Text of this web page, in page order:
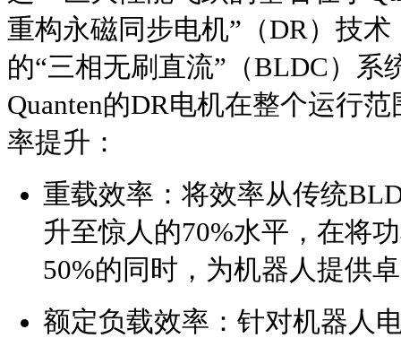
重构永磁同步电机”（DR）技
的“三相无刷直流”（BLDC）系
Quanten的DR电机在整个运行
率提升：
重载效率：将效率从传统
升至惊人的70%水平，在将
50%的同时，为机器人提供
额定负载效率：针对机器人